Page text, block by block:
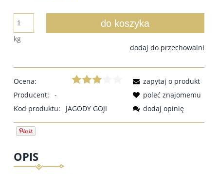
kg
do koszyka
dodaj do przechowalni
Ocena:
Producent:
-
Kod produktu:
JAGODY GOJI
zapytaj o produkt
poleć znajomemu
dodaj opinię
OPIS